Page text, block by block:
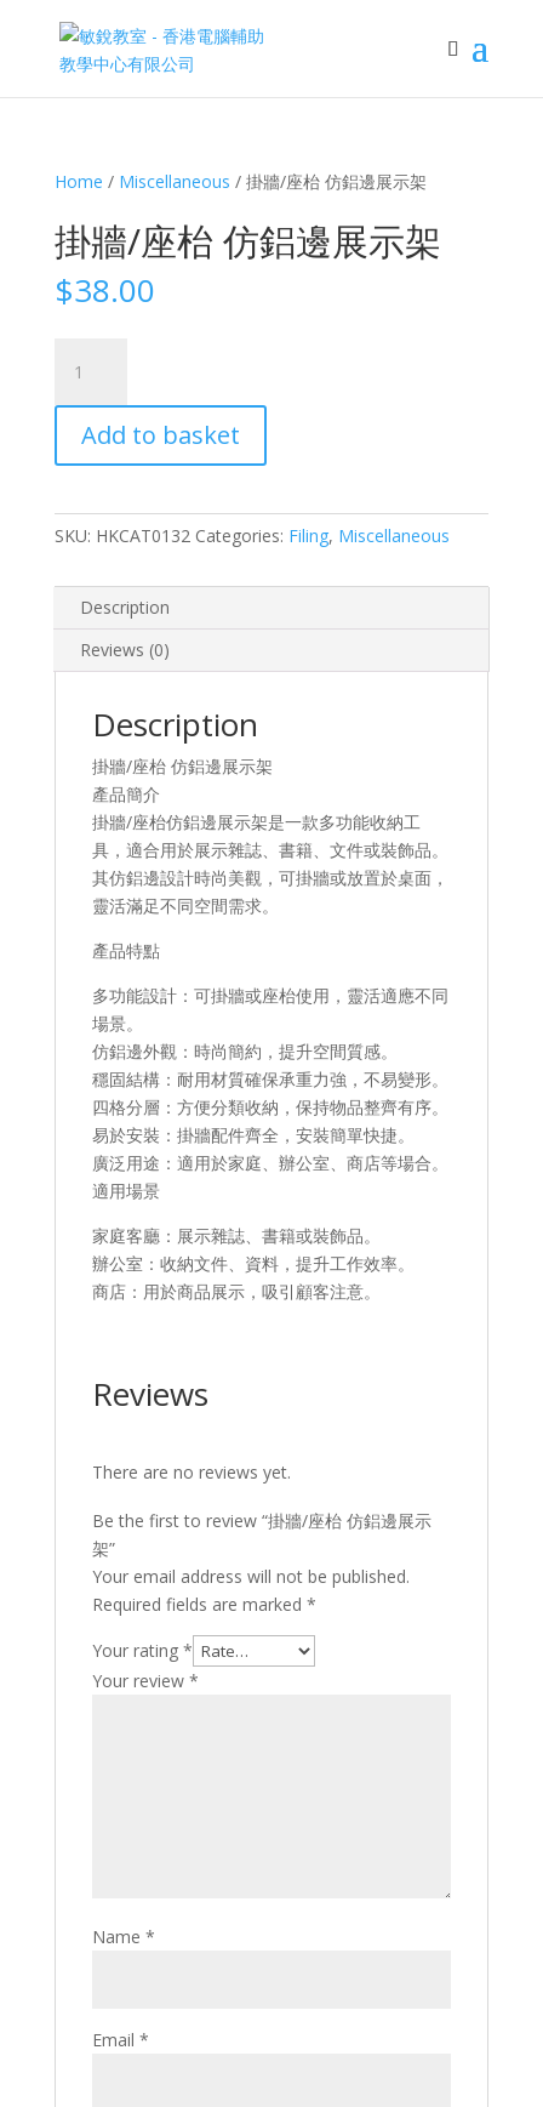
Home / Miscellaneous / 掛牆/座枱 仿鋁邊展示架
掛牆/座枱 仿鋁邊展示架
$38.00
座
仿
邊
展
quantity
Add to basket
SKU: HKCAT0132 Categories: Filing, Miscellaneous
Description
Reviews (0)
Description
掛牆/座枱 仿鋁邊展示架
產品簡介​
掛牆/座枱仿鋁邊展示架是一款多功能收納工
具，適合用於展示雜誌、書籍、文件或裝飾品。
其仿鋁邊設計時尚美觀，可掛牆或放置於桌面，
靈活滿足不同空間需求。
產品特點​
​多功能設計：可掛牆或座枱使用，靈活適應不同
場景。
​仿鋁邊外觀：時尚簡約，提升空間質感。
​穩固結構：耐用材質確保承重力強，不易變形。
​四格分層：方便分類收納，保持物品整齊有序。
​易於安裝：掛牆配件齊全，安裝簡單快捷。
​廣泛用途：適用於家庭、辦公室、商店等場合。
適用場景​
家庭客廳：展示雜誌、書籍或裝飾品。
辦公室：收納文件、資料，提升工作效率。
商店：用於商品展示，吸引顧客注意。
Reviews
There are no reviews yet.
Be the first to review “掛牆/座枱 仿鋁邊展示
架”
Your email address will not be published.
Required fields are marked *
Your rating *
Your review *
Name *
Email *